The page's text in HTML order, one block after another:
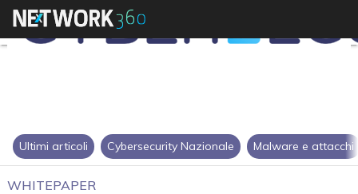
Ultimi articoli Cybersecurity Nazionale Malware e attacchi
WHITEPAPER